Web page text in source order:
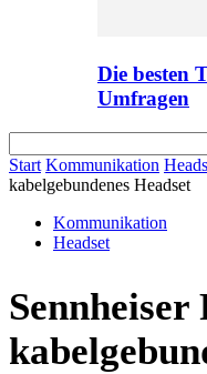
Die besten
Umfragen
Start Kommunikation
kabelgebundenes Headset
Kommunikation
Headset
Sennheiser